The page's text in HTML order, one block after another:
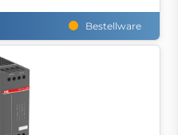
Bestellware